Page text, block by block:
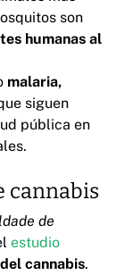
son
humanas al
malaria,
siguen
pública en
cannabis
de
estudio
cannabis.